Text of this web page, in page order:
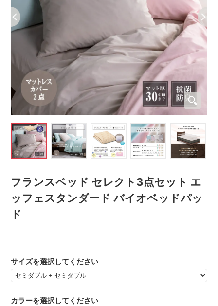
フランスベッド セレクト3点セット エ
ッフェスタンダード バイオベッドパッ
ド
カラーを選択してください
サイズを選択してください